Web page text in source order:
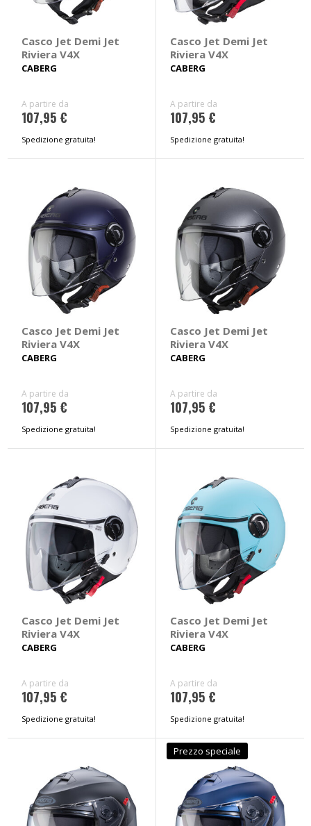
Casco Jet Demi Jet
Riviera V4X
CABERG
A partire da
107,95 €
Spedizione gratuita!
Casco Jet Demi Jet
Riviera V4X
CABERG
A partire da
107,95 €
Spedizione gratuita!
Casco Jet Demi Jet
Riviera V4X
CABERG
A partire da
107,95 €
Spedizione gratuita!
Casco Jet Demi Jet
Riviera V4X
CABERG
A partire da
107,95 €
Spedizione gratuita!
Casco Jet Demi Jet
Riviera V4X
CABERG
A partire da
107,95 €
Spedizione gratuita!
Casco Jet Demi Jet
Riviera V4X
CABERG
A partire da
107,95 €
Spedizione gratuita!
Prezzo speciale